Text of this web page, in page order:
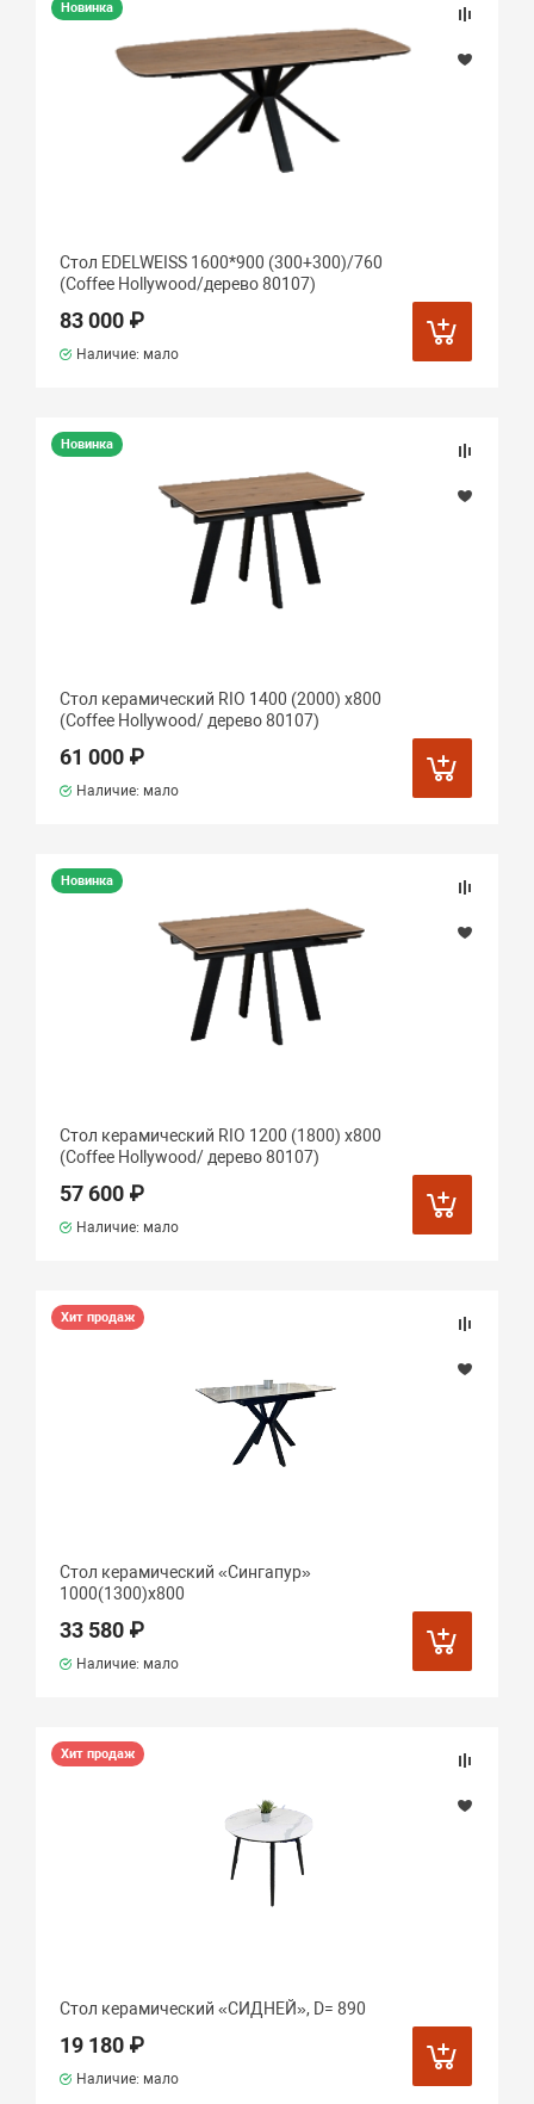
Новинка
Стол EDELWEISS 1600*900 (300+300)/760
(Coffee Hollywood/дерево 80107)
83 000 ₽
Наличие: мало
Новинка
Стол керамический RIO 1400 (2000) х800
(Coffee Hollywood/ дерево 80107)
61 000 ₽
Наличие: мало
Новинка
Стол керамический RIO 1200 (1800) х800
(Coffee Hollywood/ дерево 80107)
57 600 ₽
Наличие: мало
Хит продаж
Стол керамический «Сингапур»
1000(1300)х800
33 580 ₽
Наличие: мало
Хит продаж
Стол керамический «СИДНЕЙ», D= 890
19 180 ₽
Наличие: мало